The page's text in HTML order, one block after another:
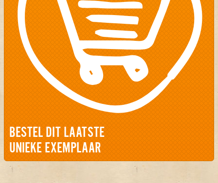
BESTEL DIT LAATSTE
UNIEKE EXEMPLAAR